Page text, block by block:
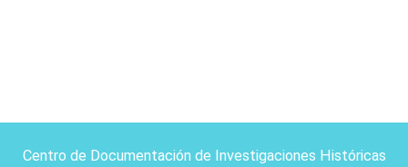
Centro de Documentación de Investigaciones Históricas